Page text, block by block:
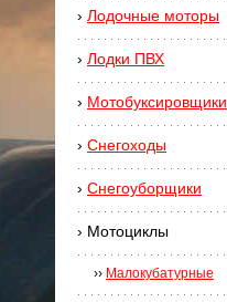
› Лодочные моторы
› Лодки ПВХ
› Мотобуксировщики
› Снегоходы
› Снегоуборщики
› Мотоциклы
›› Малокубатурные